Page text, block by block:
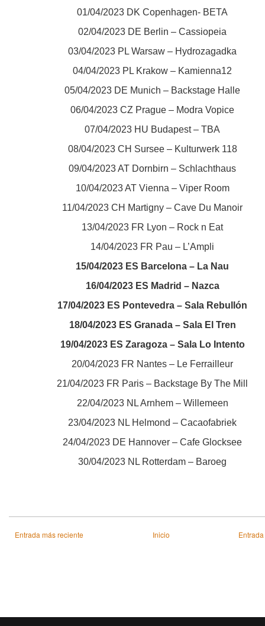
01/04/2023 DK Copenhagen- BETA
02/04/2023 DE Berlin – Cassiopeia
03/04/2023 PL Warsaw – Hydrozagadka
04/04/2023 PL Krakow – Kamienna12
05/04/2023 DE Munich – Backstage Halle
06/04/2023 CZ Prague – Modra Vopice
07/04/2023 HU Budapest – TBA
08/04/2023 CH Sursee – Kulturwerk 118
09/04/2023 AT Dornbirn – Schlachthaus
10/04/2023 AT Vienna – Viper Room
11/04/2023 CH Martigny – Cave Du Manoir
13/04/2023 FR Lyon – Rock n Eat
14/04/2023 FR Pau – L’Ampli
15/04/2023 ES Barcelona – La Nau
16/04/2023 ES Madrid – Nazca
17/04/2023 ES Pontevedra – Sala Rebullón
18/04/2023 ES Granada – Sala El Tren
19/04/2023 ES Zaragoza – Sala Lo Intento
20/04/2023 FR Nantes – Le Ferrailleur
21/04/2023 FR Paris – Backstage By The Mill
22/04/2023 NL Arnhem – Willemeen
23/04/2023 NL Helmond – Cacaofabriek
24/04/2023 DE Hannover – Cafe Glocksee
30/04/2023 NL Rotterdam – Baroeg
Entrada más reciente Inicio